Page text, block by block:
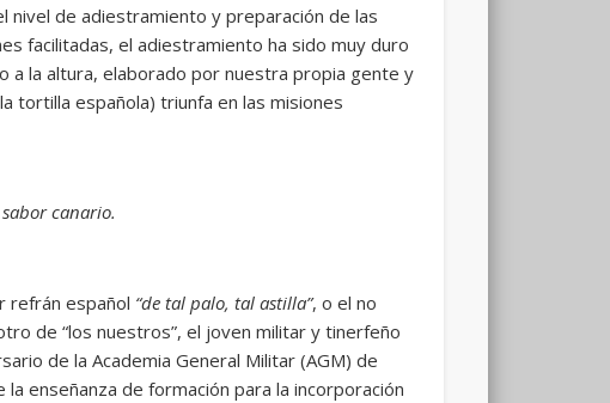
nivel de adiestramiento y preparación de las
facilitadas, el adiestramiento ha sido muy duro
a la altura, elaborado por nuestra propia gente y
tortilla española) triunfa en las misiones
canario.
refrán español “de tal palo, tal astilla”, o el no
de “los nuestros”, el joven militar y tinerfeño
de la Academia General Militar (AGM) de
enseñanza de formación para la incorporación